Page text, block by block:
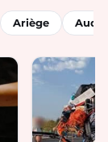
Ariège Aude